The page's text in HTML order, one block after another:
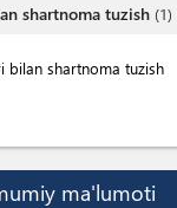
shartnoma tuzish (1)
bilan shartnoma tuzish
ma'lumoti